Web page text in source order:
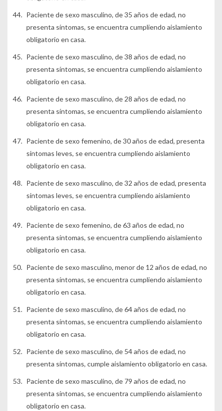
Paciente de sexo masculino, de 35 años de edad, no
presenta síntomas, se encuentra cumpliendo aislamiento
obligatorio en casa.
Paciente de sexo masculino, de 38 años de edad, no
presenta síntomas, se encuentra cumpliendo aislamiento
obligatorio en casa.
Paciente de sexo masculino, de 28 años de edad, no
presenta síntomas, se encuentra cumpliendo aislamiento
obligatorio en casa.
Paciente de sexo femenino, de 30 años de edad, presenta
síntomas leves, se encuentra cumpliendo aislamiento
obligatorio en casa.
Paciente de sexo masculino, de 32 años de edad, presenta
síntomas leves, se encuentra cumpliendo aislamiento
obligatorio en casa.
Paciente de sexo femenino, de 63 años de edad, no
presenta síntomas, se encuentra cumpliendo aislamiento
obligatorio en casa.
Paciente de sexo masculino, menor de 12 años de edad, no
presenta síntomas, se encuentra cumpliendo aislamiento
obligatorio en casa.
Paciente de sexo masculino, de 64 años de edad, no
presenta síntomas, se encuentra cumpliendo aislamiento
obligatorio en casa.
Paciente de sexo masculino, de 54 años de edad, no
presenta síntomas, cumple aislamiento obligatorio en casa.
Paciente de sexo masculino, de 79 años de edad, no
presenta síntomas, se encuentra cumpliendo aislamiento
obligatorio en casa.